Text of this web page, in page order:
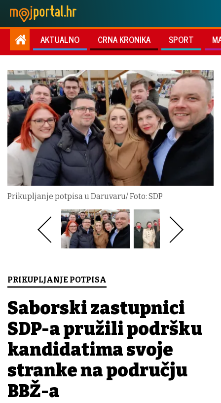
AKTUALNO CRNA KRONIKA SPORT
Prikupljanje potpisa u Daruvaru/ Foto: SDP
PRIKUPLJANJE POTPISA
Saborski zastupnici
SDP-a pružili podršku
kandidatima svoje
stranke na području
BBŽ-a